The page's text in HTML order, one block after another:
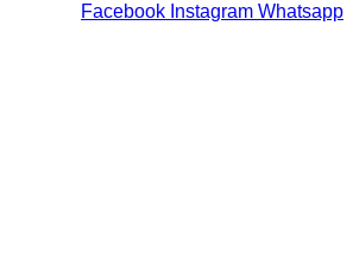
Facebook Instagram Whatsapp